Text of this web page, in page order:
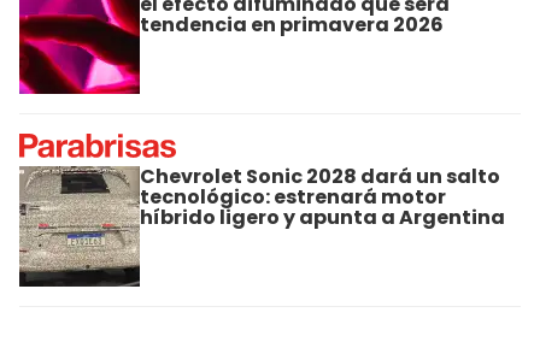
tendencia en primavera 2026
Chevrolet Sonic 2028 dará un salto
tecnológico: estrenará motor
híbrido ligero y apunta a Argentina